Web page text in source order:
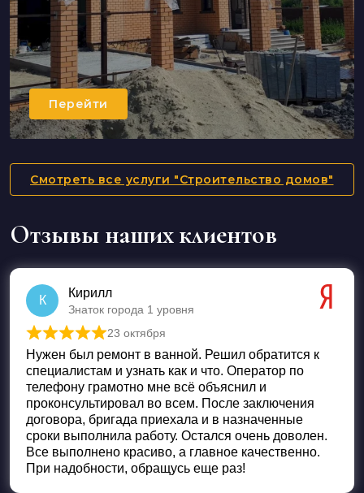
Перейти
Смотреть все услуги "Строительство домов"
Отзывы наших клиентов
К
Кирилл
Знаток города 1 уровня
Оценка5 из 5
23 октября
Нужен был ремонт в ванной. Решил обратится к
специалистам и узнать как и что. Оператор по
телефону грамотно мне всё объяснил и
проконсультировал во всем. После заключения
договора, бригада приехала и в назначенные
сроки выполнила работу. Остался очень доволен.
Все выполнено красиво, а главное качественно.
При надобности, обращусь еще раз!